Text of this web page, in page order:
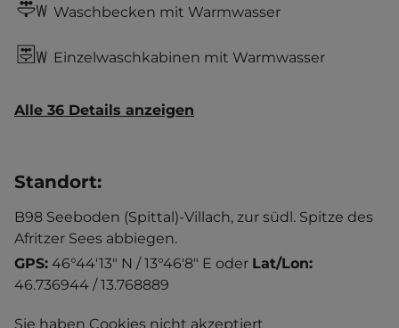
Waschbecken mit Warmwasser
Einzelwaschkabinen mit Warmwasser
Alle 36 Details anzeigen
Standort:
B98 Seeboden (Spittal)-Villach, zur südl. Spitze des
Afritzer Sees abbiegen.
GPS: 46°44'13" N / 13°46'8" E oder Lat/Lon:
46.736944 / 13.768889
Sie haben Cookies nicht akzeptiert